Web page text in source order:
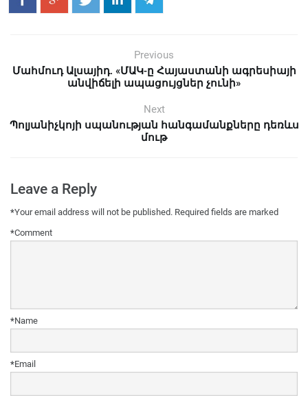
Previous
Մահմուդ Ալսայիդ. «ՄԱԿ-ը Հայաստանի ագրեսիայի
անվիճելի ապացույցներ չունի»
Next
Պոլյանիչկոյի սպանության հանգամանքները դեռևս
մութ
Leave a Reply
Your email address will not be published. Required fields are marked
*
Comment
*
Name
*
Email
*